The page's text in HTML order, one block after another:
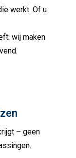
werkt. Of u
wij maken
– geen